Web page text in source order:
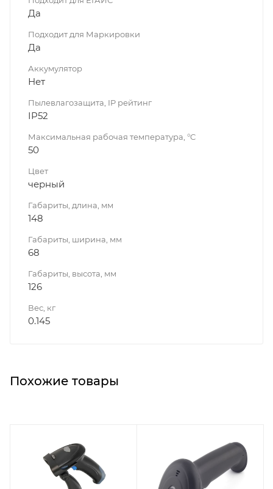
Да
Подходит для Маркировки
Да
Аккумулятор
Нет
Пылевлагозащита, IP рейтинг
IP52
Максимальная рабочая температура, °C
50
Цвет
черный
Габариты, длина, мм
148
Габариты, ширина, мм
68
Габариты, высота, мм
126
Вес, кг
0.145
Похожие товары